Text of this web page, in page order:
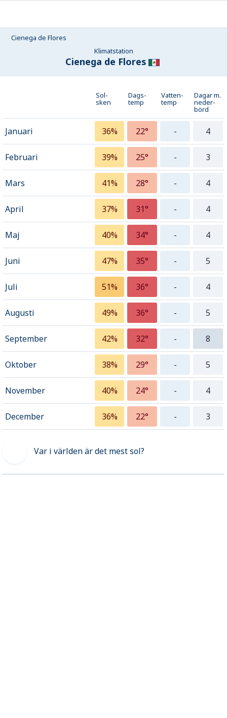
Cienega de Flores
Klimatstation
Cienega de Flores
Sol-
sken
Dags-
temp
Vatten-
temp
Dagar m.
neder­
börd
Januari 36% 22° - 4
Februari 39% 25° - 3
Mars 41% 28° - 4
April 37% 31° - 4
Maj 40% 34° - 4
Juni 47% 35° - 5
Juli 51% 36° - 4
Augusti 49% 36° - 5
September 42% 32° - 8
Oktober 38% 29° - 5
November 40% 24° - 4
December 36% 22° - 3
Var i världen är det mest sol?